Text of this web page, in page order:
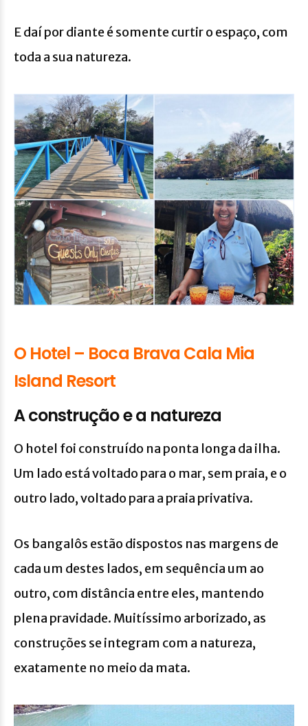
E daí por diante é somente curtir o espaço, com
toda a sua natureza.
O Hotel – Boca Brava Cala Mia
Island Resort
A construção e a natureza
O hotel foi construído na ponta longa da ilha.
Um lado está voltado para o mar, sem praia, e o
outro lado, voltado para a praia privativa.
Os bangalôs estão dispostos nas margens de
cada um destes lados, em sequência um ao
outro, com distância entre eles, mantendo
plena pravidade. Muitíssimo arborizado, as
construções se integram com a natureza,
exatamente no meio da mata.